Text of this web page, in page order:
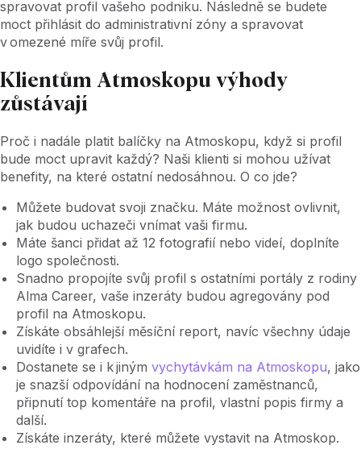
spravovat profil vašeho podniku. Následně se budete
moct přihlásit do administrativní zóny a spravovat
v omezené míře svůj profil.
Klientům Atmoskopu výhody
zůstávají
Proč i nadále platit balíčky na Atmoskopu, když si profil
bude moct upravit každý? Naši klienti si mohou užívat
benefity, na které ostatní nedosáhnou. O co jde?
Můžete budovat svoji značku. Máte možnost ovlivnit,
jak budou uchazeči vnímat vaši firmu.
Máte šanci přidat až 12 fotografií nebo videí, doplníte
logo společnosti.
Snadno propojíte svůj profil s ostatními portály z rodiny
Alma Career, vaše inzeráty budou agregovány pod
profil na Atmoskopu.
Získáte obsáhlejší měsíční report, navíc všechny údaje
uvidíte i v grafech.
Dostanete se i k jiným vychytávkám na Atmoskopu, jako
je snazší odpovídání na hodnocení zaměstnanců,
připnutí top komentáře na profil, vlastní popis firmy a
další.
Získáte inzeráty, které můžete vystavit na Atmoskop.